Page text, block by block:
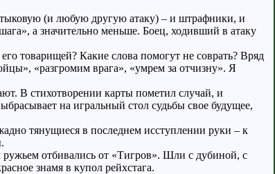
(и любую другую атаку) – и штрафники, и
а значительно меньше. Боец, ходивший в атаку
товарищей? Какие слова помогут не соврать? Вряд
«разгромим врага», «умрем за отчизну». Я
В стихотворении карты пометил случай, и
на игральный стол судьбы свое будущее,
тянущиеся в последнем исступлении руки – к
отбивались от «Тигров». Шли с дубиной, с
знамя в купол рейхстага.